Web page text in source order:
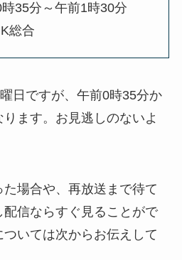
35分～午前1時30分
総合
日ですが、午前0時35分か
ます。お見逃しのないよ
場合や、再放送まで待て
信ならすぐ見ることがで
いては次からお伝えして